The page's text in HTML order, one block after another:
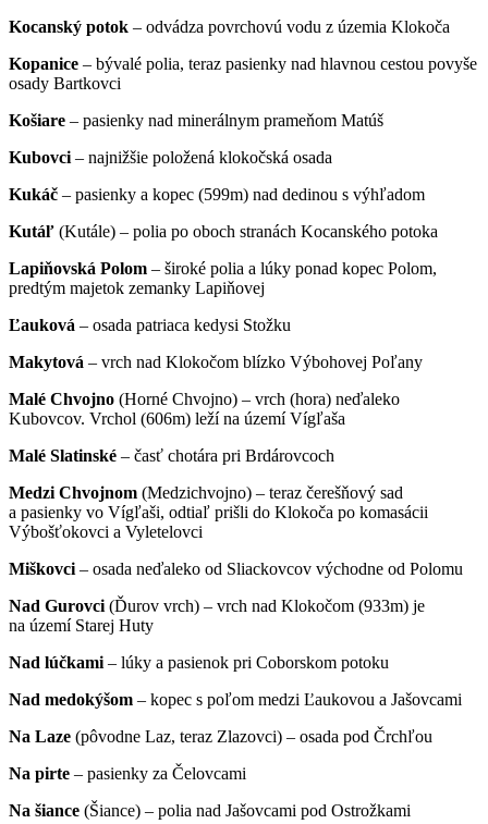
Kocanský potok – odvádza povrchovú vodu z územia Klokoča
Kopanice – bývalé polia, teraz pasienky nad hlavnou cestou povyše
osady Bartkovci
Košiare – pasienky nad minerálnym prameňom Matúš
Kubovci – najnižšie položená klokočská osada
Kukáč – pasienky a kopec (599m) nad dedinou s výhľadom
Kutáľ (Kutále) – polia po oboch stranách Kocanského potoka
Lapiňovská Polom – široké polia a lúky ponad kopec Polom,
predtým majetok zemanky Lapiňovej
Ľauková – osada patriaca kedysi Stožku
Makytová – vrch nad Klokočom blízko Výbohovej Poľany
Malé Chvojno (Horné Chvojno) – vrch (hora) neďaleko
Kubovcov. Vrchol (606m) leží na území Vígľaša
Malé Slatinské – časť chotára pri Brdárovcoch
Medzi Chvojnom (Medzichvojno) – teraz čerešňový sad
a pasienky vo Vígľaši, odtiaľ prišli do Klokoča po komasácii
Výbošťokovci a Vyletelovci
Miškovci – osada neďaleko od Sliackovcov východne od Polomu
Nad Gurovci (Ďurov vrch) – vrch nad Klokočom (933m) je
na území Starej Huty
Nad lúčkami – lúky a pasienok pri Coborskom potoku
Nad medokýšom – kopec s poľom medzi Ľaukovou a Jašovcami
Na Laze (pôvodne Laz, teraz Zlazovci) – osada pod Črchľou
Na pirte – pasienky za Čelovcami
Na šiance (Šiance) – polia nad Jašovcami pod Ostrožkami